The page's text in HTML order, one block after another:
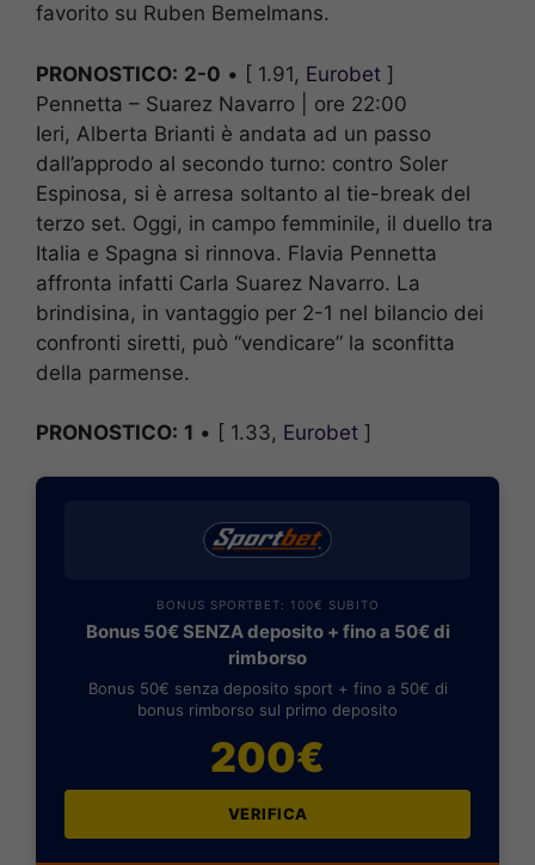
favorito su Ruben Bemelmans.
PRONOSTICO: 2-0 • [ 1.91, Eurobet ]
Pennetta – Suarez Navarro | ore 22:00
Ieri, Alberta Brianti è andata ad un passo
dall’approdo al secondo turno: contro Soler
Espinosa, si è arresa soltanto al tie-break del
terzo set. Oggi, in campo femminile, il duello tra
Italia e Spagna si rinnova. Flavia Pennetta
affronta infatti Carla Suarez Navarro. La
brindisina, in vantaggio per 2-1 nel bilancio dei
confronti siretti, può “vendicare” la sconfitta
della parmense.
PRONOSTICO: 1 • [ 1.33, Eurobet ]
BONUS SPORTBET: 100€ SUBITO
Bonus 50€ SENZA deposito + fino a 50€ di
rimborso
Bonus 50€ senza deposito sport + fino a 50€ di
bonus rimborso sul primo deposito
200€
VERIFICA